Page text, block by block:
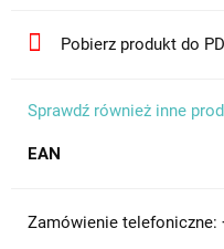
Pobierz produkt do
Sprawdź również inne
EAN
Zamówienie telefoniczne: